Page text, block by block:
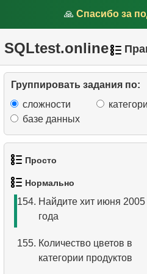
🙏 Спасибо за
SQLtest.online
Группировать задания по:
сложности
базе данных
Просто
Список языков
3. Имена актёров
Нормально
(SQL Server)
телефонных номеров
индекс?
152.Что такое
в SQL?
153.Переместить фильм
154. Найдите хит июня 2005
года
155. Количество цветов в
категории продуктов